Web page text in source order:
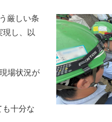
厳しい条
し、以
場状況が
十分な